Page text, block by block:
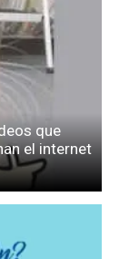
que
el internet